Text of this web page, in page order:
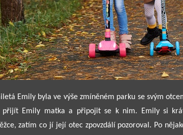
Emily byla ve výše zmíněném parku se svým
přijít Emily matka a připojit se k nim. Emily si
zatím co jí její otec zpovzdálí pozoroval. Po